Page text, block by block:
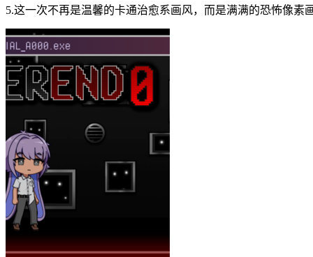
5.这一次不再是温馨的卡通治愈系画风，而是满满的恐怖像素